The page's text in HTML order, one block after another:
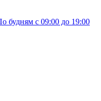
будням c 09:00 до 19:00